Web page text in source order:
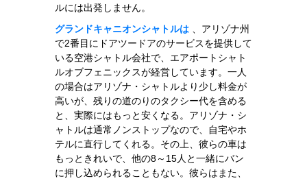
ルには出発しません。
グランドキャニオンシャトルは 、アリゾナ州
で2番目にドアツードアのサービスを提供して
いる空港シャトル会社で、エアポートシャト
ルオブフェニックスが経営しています。一人
の場合はアリゾナ・シャトルより少し料金が
高いが、残りの道のりのタクシー代を含める
と、実際にはもっと安くなる。アリゾナ・シ
ャトルは通常ノンストップなので、自宅やホ
テルに直行してくれる。その上、彼らの車は
もっときれいで、他の8～15人と一緒にバン
に押し込められることもない。彼らはまた、